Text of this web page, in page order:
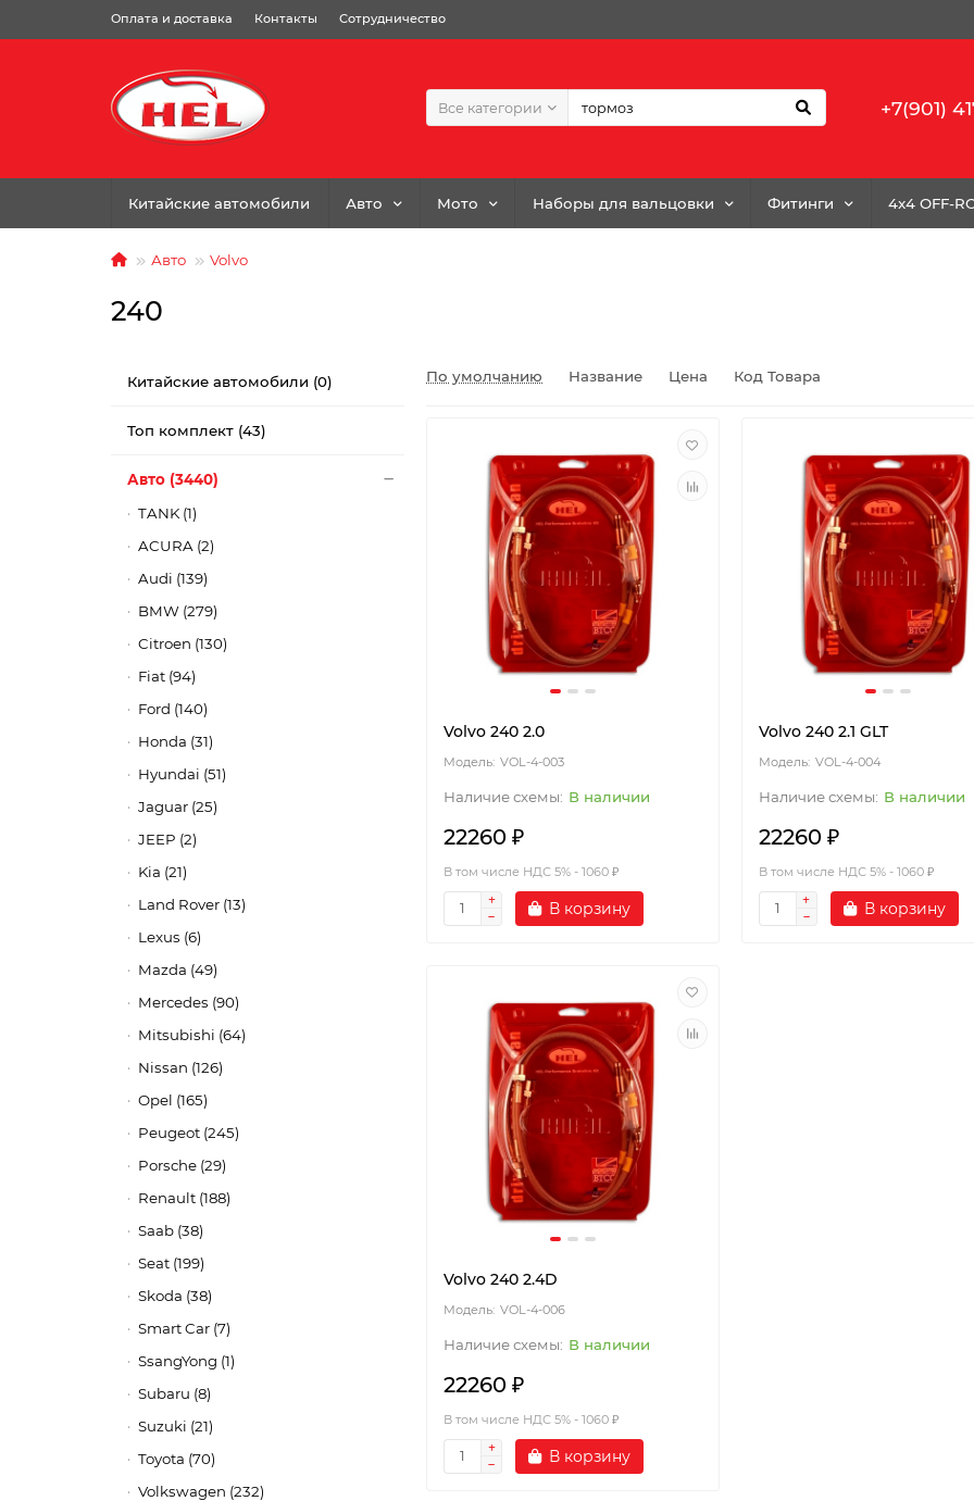
Оплата и доставка Контакты Сотрудничество
Все категории +7(901)
Китайские автомобили Авто Мото Наборы для вальцовки Фитинги 4x4 OFF-
Авто Volvo
240
Китайские автомобили (0)
Топ комплект (43)
Авто (3440)
TANK (1)
ACURA (2)
Audi (139)
BMW (279)
Citroen (130)
Fiat (94)
Ford (140)
Honda (31)
Hyundai (51)
Jaguar (25)
JEEP (2)
Kia (21)
Land Rover (13)
Lexus (6)
Mazda (49)
Mercedes (90)
Mitsubishi (64)
Nissan (126)
Opel (165)
Peugeot (245)
Porsche (29)
Renault (188)
Saab (38)
Seat (199)
Skoda (38)
Smart Car (7)
SsangYong (1)
Subaru (8)
Suzuki (21)
Toyota (70)
Volkswagen (232)
По умолчанию Название Цена Код Товара
Volvo 240 2.0
VOL-4-003
В наличии
22260 ₽
В том числе НДС 5% - 1060 ₽
В корзину
Volvo 240 2.1 GLT
VOL-4-004
В наличии
22260 ₽
В том числе НДС 5% - 1060 ₽
В корзину
Volvo 240 2.4D
VOL-4-006
В наличии
22260 ₽
В том числе НДС 5% - 1060 ₽
В корзину